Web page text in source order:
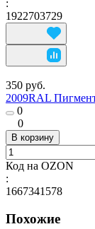
:
1922703729
350 руб.
2009RAL
0
0
В корзину
Код на OZON
:
1667341578
Похожие